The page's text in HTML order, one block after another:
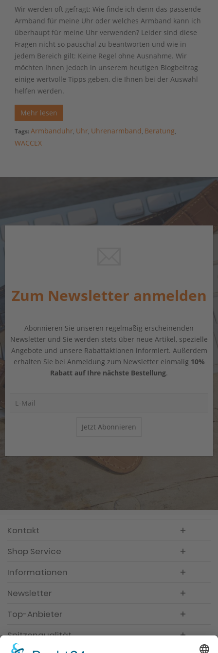
Wir werden oft gefragt: Wie finde ich denn das passende
Armband für meine Uhr oder welches Armband kann ich
überhaupt für meine Uhr verwenden? Leider sind diese
Fragen nicht so pauschal zu beantworten und wie in
jedem Bereich gilt: Keine Regel ohne Ausnahme. Wir
möchten Ihnen jedoch in unserem heutigen Blogbeitrag
einige wertvolle Tipps geben, die Ihnen bei der Auswahl
helfen werden.
Mehr lesen
Tags:Armbanduhr, Uhr, Uhrenarmband, Beratung,
WACCEX
Zum Newsletter anmelden
Abonnieren Sie unseren regelmäßig erscheinenden
Newsletter und Sie werden stets über neue Artikel, spezielle
Angebote und unsere Rabattaktionen informiert. Außerdem
erhalten Sie bei Anmeldung zum Newsletter einmalig 10%
Rabatt auf Ihre nächste Bestellung.
Jetzt Abonnieren
Kontakt
Shop Service
Informationen
Newsletter
Top-Anbieter
Spitzenqualität